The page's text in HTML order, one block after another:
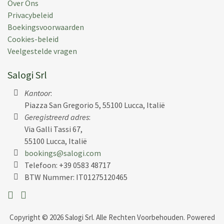
Vakantieperiode:
Maike L.
great facilities. Great for exploring Pisa and Lucca
regions.
Geplaats: 29 aug 2023
Vakantieperiode:12 aug 2023
The villa is located at the end of a relatively steep
Over Ons
Privacybeleid
Boekingsvoorwaarden
Cookies-beleid
Veelgestelde vragen
Salogi Srl
Kantoor:
Piazza San Gregorio 5, 55100 Lucca, Italië
Geregistreerd adres:
Via Galli Tassi 67,
55100 Lucca, Italië
bookings@salogi.com
Telefoon: +39 0583 48717
BTW Nummer: IT01275120465
Copyright © 2026 Salogi Srl. Alle Rechten Voorbehouden. Powered